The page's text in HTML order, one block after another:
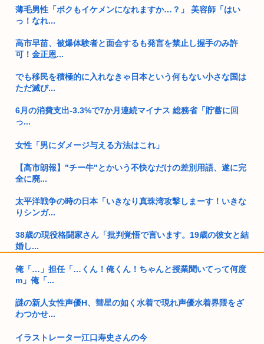
薄毛男性「ボクもイケメンになれますか…？」 美容師「はい
っ！なれ...
高市早苗、被爆体験者と面会するも発言を禁止し握手のみ許
可！金正恩...
でも移民を積極的に入れなきゃ日本という何もない小さな国は
ただ滅び...
6月の消費支出-3.3%で7か月連続マイナス 総務省「貯蓄に回
っ...
女性「男にダメージ与える方法はこれ」
【高市朗報】"チー牛"とかいう不快なだけの差別用語、遂に完
全に廃...
太平洋戦争の時の日本「いきなり真珠湾攻撃しまーす！いきな
りシンガ...
38歳の現役格闘家さん「批判覚悟で言います。19歳の彼女と結
婚し...
アスペ男性、絶望的にモテない
の美し...
俺「…」担任「…くん！俺くん！ちゃんと授業聞いてって何度
m」俺「...
謎の新人女性声優H、彗星の如く水着で現れ声優水着界隈をざ
わつかせ...
イラストレーター江口寿史さんの今